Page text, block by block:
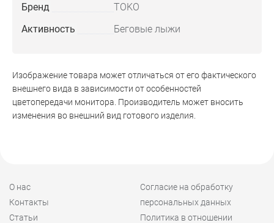
Бренд
TOKO
Активность
Беговые лыжи
Изображение товара может отличаться от его фактического
внешнего вида в зависимости от особенностей
цветопередачи монитора. Производитель может вносить
изменения во внешний вид готового изделия.
О нас
Контакты
Статьи
Согласие на обработку
персональных данных
Политика в отношении